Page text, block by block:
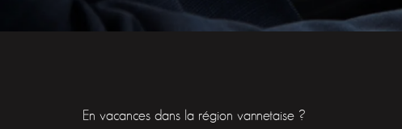
En vacances dans la région vannetaise ?